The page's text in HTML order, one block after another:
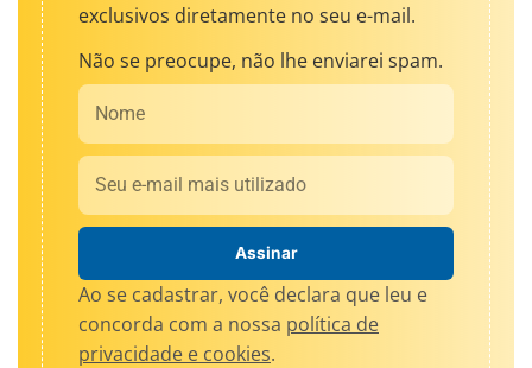
exclusivos diretamente no seu e-mail.
Não se preocupe, não lhe enviarei spam.
Nome
Email
Assinar
Ao se cadastrar, você declara que leu e
concorda com a nossa política de
privacidade e cookies.